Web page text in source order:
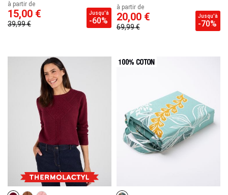
à partir de
15,00 €
39,99 €
Jusqu'à
-60%
à partir de
20,00 €
69,99 €
Jusqu'à
-70%